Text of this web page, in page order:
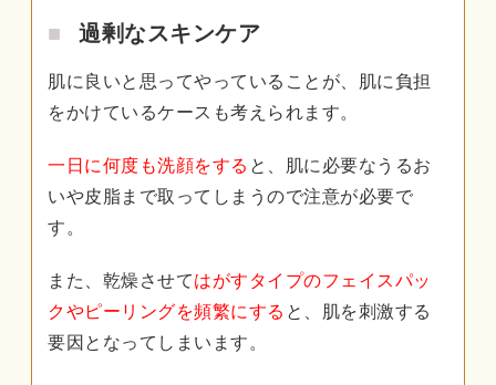
過剰なスキンケア
肌に良いと思ってやっていることが、肌に負担
をかけているケースも考えられます。
一日に何度も洗顔をする と、肌に必要なうるお
いや皮脂まで取ってしまうので注意が必要で
す。
また、乾燥させてはがすタイプのフェイスパッ
クやピーリングを頻繁にする と、肌を刺激する
要因となってしまいます。